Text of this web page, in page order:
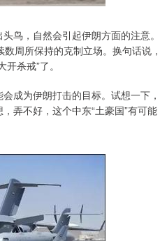
鸟，自然会引起伊朗方面的注意。
周所保持的克制立场。换句话说，
杀戒”了。
成为伊朗打击的目标。试想一下，
弄不好，这个中东“土豪国”有可能